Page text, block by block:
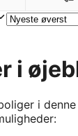
i
i denne